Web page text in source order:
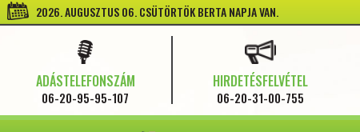
2026. AUGUSZTUS 06. CSÜTÖRTÖK BERTA NAPJA VAN.
ADÁSTELEFONSZÁM
06-20-95-95-107
HIRDETÉSFELVÉTEL
06-20-31-00-755